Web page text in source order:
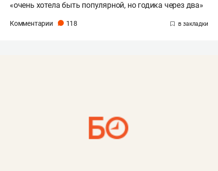
«очень хотела быть популярной, но годика через два»
Комментарии 118